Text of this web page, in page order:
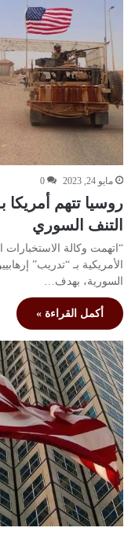
مايو 24, 2023 0
روسيا تتهم
التنف السوري
“اتهمت وكالة الاستخبارات
الأمريكية بـ “تدريب”
السورية، بهدف…
أكمل القراءة »